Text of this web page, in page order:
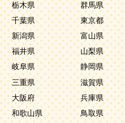
栃木県
群馬県
千葉県
東京都
新潟県
富山県
福井県
山梨県
岐阜県
静岡県
三重県
滋賀県
大阪府
兵庫県
和歌山県
鳥取県